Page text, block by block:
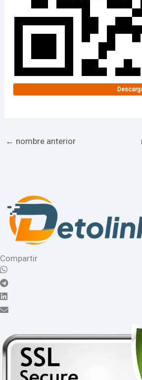
← nombre anterior
Compartir